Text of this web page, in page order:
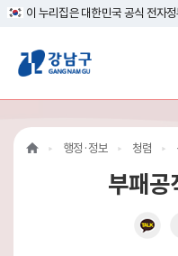
이 누리집은 대한민국 공식 전자
강
남
구
행정·정보 청렴
부패공